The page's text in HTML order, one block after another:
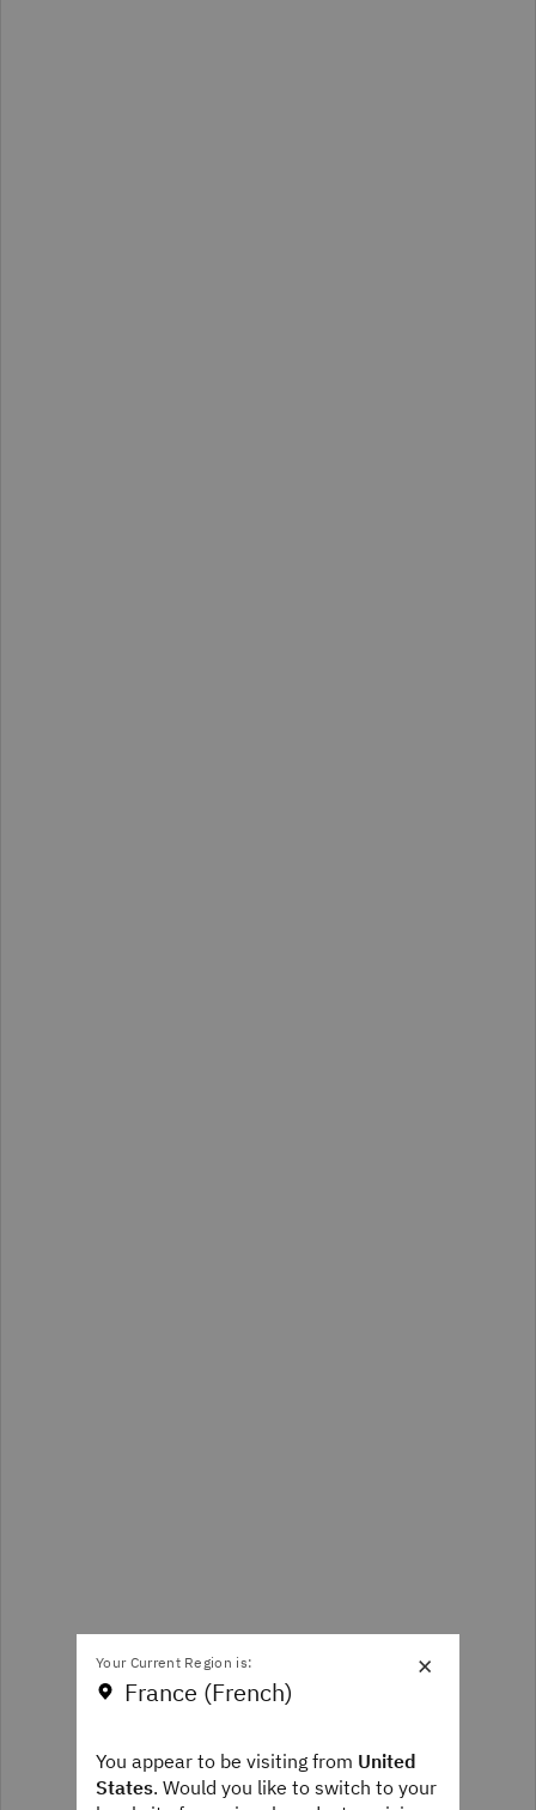
×
Your Current Region is:
France (French)
You appear to be visiting from United
States. Would you like to switch to your